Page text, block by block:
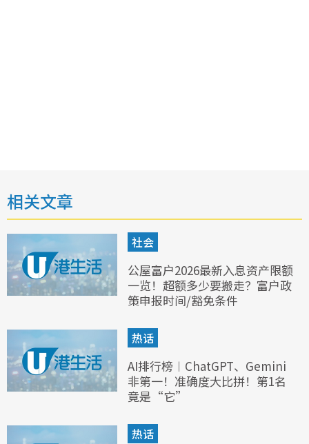
相关文章
社会
公屋富户2026最新入息资产限额
一览！超额多少要搬走？富户政
策申报时间/豁免条件
热话
AI排行榜︱ChatGPT、Gemini
非第一！准确度大比拼！第1名
竟是“它”
热话